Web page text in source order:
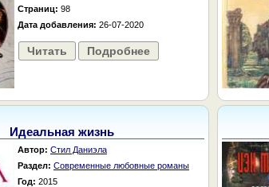
Страниц: 98
Дата добавления: 26-07-2020
Читать Подробнее
Идеальная жизнь
Автор: Стил Даниэла
Раздел: Современные любовные романы
Год: 2015